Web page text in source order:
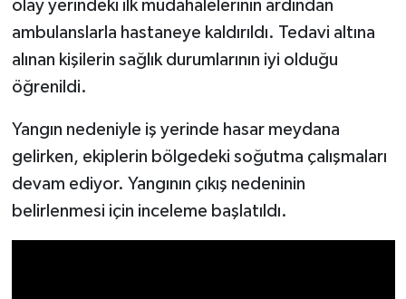
olay yerindeki ilk müdahalelerinin ardından
ambulanslarla hastaneye kaldırıldı. Tedavi altına
alınan kişilerin sağlık durumlarının iyi olduğu
öğrenildi.
Yangın nedeniyle iş yerinde hasar meydana
gelirken, ekiplerin bölgedeki soğutma çalışmaları
devam ediyor. Yangının çıkış nedeninin
belirlenmesi için inceleme başlatıldı.